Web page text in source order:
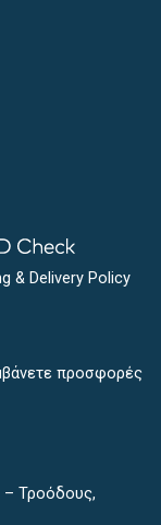
& Delivery Policy
προσφορές
Τροόδους,